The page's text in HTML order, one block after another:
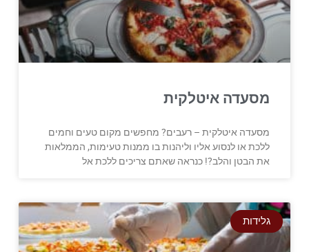
מסעדה איטלקית
מסעדה איטלקית – רעבים? מחפשים מקום טעים וחמים
ללכת או לנסוע אליו וליהנות בו ממנות טעימות, הממלאות
את הבטן והלב?! כנראה שאתם צריכים ללכת אל
גלידות